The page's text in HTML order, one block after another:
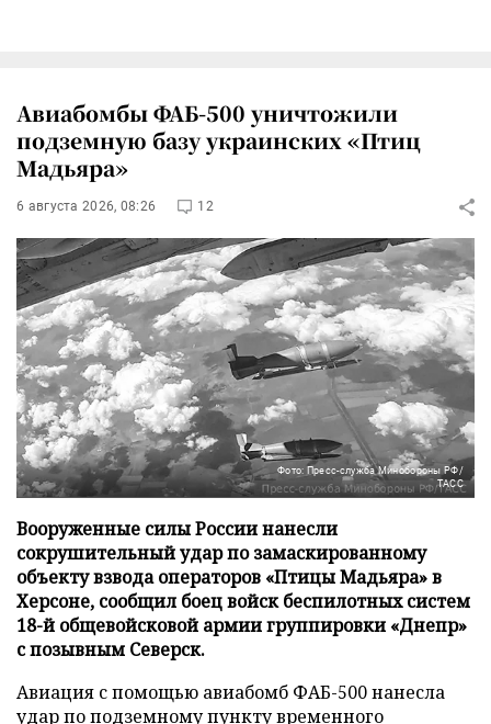
Авиабомбы ФАБ-500 уничтожили
подземную базу украинских «Птиц
Мадьяра»
6 августа 2026, 08:26 12
Фото: Пресс-служба Минобороны РФ/
ТАСС
Вооруженные силы России нанесли
сокрушительный удар по замаскированному
объекту взвода операторов «Птицы Мадьяра» в
Херсоне, сообщил боец войск беспилотных систем
18-й общевойсковой армии группировки «Днепр»
с позывным Северск.
Авиация с помощью авиабомб ФАБ-500 нанесла
удар по подземному пункту временного